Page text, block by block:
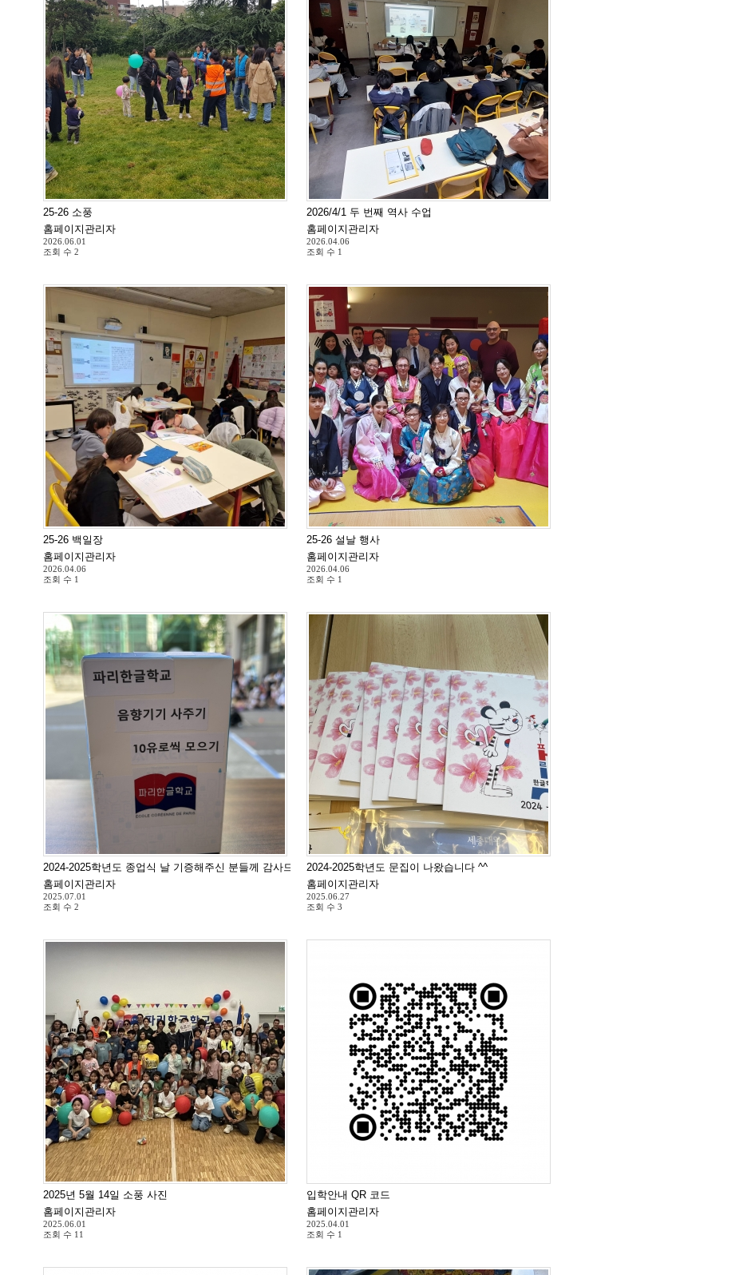
25-26 소풍
홈페이지관리자
2026.06.01
조회 수 2
2026/4/1 두 번째 역사 수업
홈페이지관리자
2026.04.06
조회 수 1
25-26 백일장
홈페이지관리자
2026.04.06
조회 수 1
25-26 설날 행사
홈페이지관리자
2026.04.06
조회 수 1
2024-2025학년도 종업식 날 기증해주신 분들께 감사드립니다.
홈페이지관리자
2025.07.01
조회 수 2
2024-2025학년도 문집이 나왔습니다 ^^
홈페이지관리자
2025.06.27
조회 수 3
2025년 5월 14일 소풍 사진
홈페이지관리자
2025.06.01
조회 수 11
입학안내 QR 코드
홈페이지관리자
2025.04.01
조회 수 1